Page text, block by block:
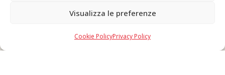
Visualizza le preferenze
Cookie PolicyPrivacy Policy
Copyright © 2026 F. Divella S.p.A. - P.IVA 00257660720 - REA: 35658